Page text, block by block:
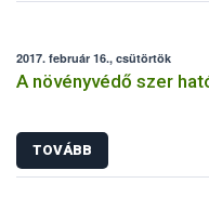
2017. február 16., csütörtök
A növényvédő szer
TOVÁBB